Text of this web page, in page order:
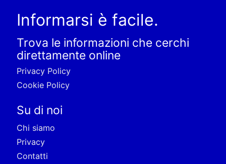
Informarsi è facile.
Trova le informazioni che cerchi
direttamente online
Privacy Policy
Cookie Policy
Su di noi
Chi siamo
Privacy
Contatti